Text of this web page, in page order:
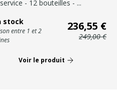
- 12 bouteilles - ...
stock
entre 1 et 2
236,55 €
249,00 €
Voir le produit